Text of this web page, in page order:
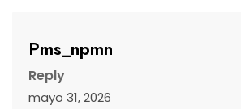
Pms_npmn
Reply
mayo 31, 2026